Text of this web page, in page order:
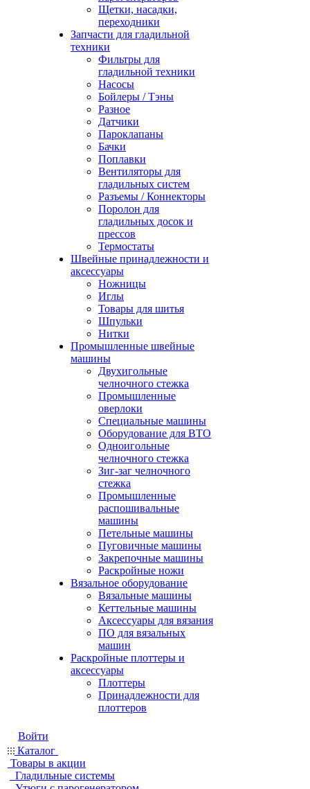
Щетки, насадки,
переходники
Запчасти для гладильной
техники
Фильтры для
гладильной техники
Насосы
Бойлеры / Тэны
Разное
Датчики
Пароклапаны
Бачки
Поплавки
Вентиляторы для
гладильных систем
Разъемы / Коннекторы
Поролон для
гладильных досок и
прессов
Термостаты
Швейные принадлежности и
аксессуары
Ножницы
Иглы
Товары для шитья
Шпульки
Нитки
Промышленные швейные
машины
Двухигольные
челночного стежка
Промышленные
оверлоки
Специальные машины
Оборудование для ВТО
Одноигольные
челночного стежка
Зиг-заг челночного
стежка
Промышленные
распошивальные
машины
Петельные машины
Пуговичные машины
Закрепочные машины
Раскройные ножи
Вязальное оборудование
Вязальные машины
Кеттельные машины
Аксессуары для вязания
ПО для вязальных
машин
Раскройные плоттеры и
аксессуары
Плоттеры
Принадлежности для
плоттеров
Войти
Каталог
Товары в акции
Гладильные системы